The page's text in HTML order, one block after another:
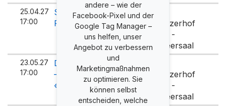
25.04.27
17:00
Steinway
Prizewinner Concert
Hotel
Schweizerhof
Luzern -
Zeugheersaal
23.05.27
17:00
Die vier Jahreszeiten
– einmal anders
«Frühling»
Schweizerhof
Luzern -
Zeugheersaal
andere – wie der
Facebook-Pixel und der
Google Tag Manager –
uns helfen, unser
Angebot zu verbessern
und
Marketingmaßnahmen
zu optimieren. Sie
können selbst
entscheiden, welche